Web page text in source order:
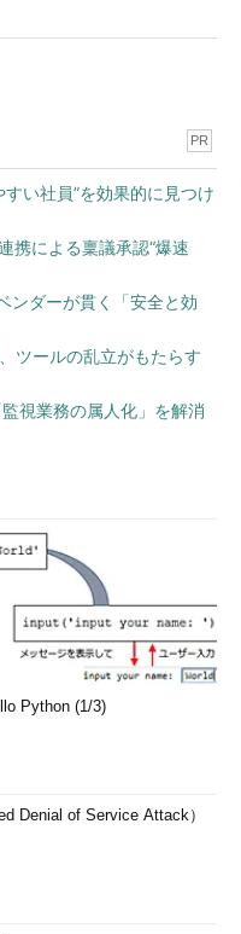
PR
い社員”を効果的に見つけ
携による稟議承認“爆速
ンダーが貫く「安全と効
ツールの乱立がもたらす
視業務の属人化」を解消
Python (1/3)
Denial of Service Attack）